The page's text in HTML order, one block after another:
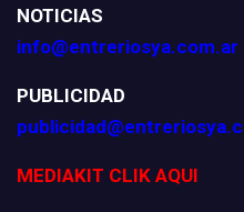
NOTICIAS
info@entreriosya.com.ar
PUBLICIDAD
MEDIAKIT CLIK AQUI